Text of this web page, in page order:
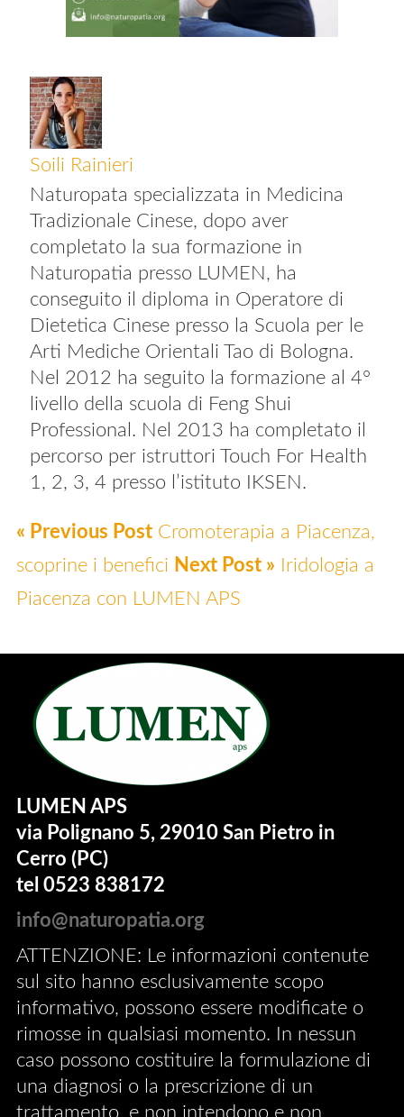
Soili Rainieri
Naturopata specializzata in Medicina
Tradizionale Cinese, dopo aver
completato la sua formazione in
Naturopatia presso LUMEN, ha
conseguito il diploma in Operatore di
Dietetica Cinese presso la Scuola per le
Arti Mediche Orientali Tao di Bologna.
Nel 2012 ha seguito la formazione al 4°
livello della scuola di Feng Shui
Professional. Nel 2013 ha completato il
percorso per istruttori Touch For Health
1, 2, 3, 4 presso l’istituto IKSEN.
« Previous Post Cromoterapia a Piacenza,
scoprine i benefici Next Post »
Iridologia a
Piacenza con LUMEN APS
LUMEN APS
via Polignano 5, 29010 San Pietro in
Cerro (PC)
tel 0523 838172
info@naturopatia.org
ATTENZIONE: Le informazioni contenute
sul sito hanno esclusivamente scopo
informativo, possono essere modificate o
rimosse in qualsiasi momento. In nessun
caso possono costituire la formulazione di
una diagnosi o la prescrizione di un
trattamento, e non intendono e non